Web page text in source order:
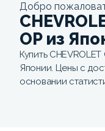
Добро
OP из
Купить
Японии. Цены с
основании